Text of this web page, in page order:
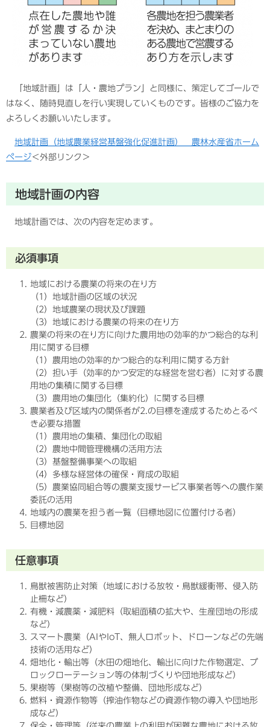
「地域計画」は「人・農地プラン」と同様に、策定してゴールで
はなく、随時見直しを行い実現していくものです。皆様のご協力を
よろしくお願いいたします。
地域計画（地域農業経営基盤強化促進計画） 農林水産省ホーム
ページ＜外部リンク＞
地域計画の内容
地域計画では、次の内容を定めます。
必須事項
地域における農業の将来の在り方
（1）地域計画の区域の状況
（2）地域農業の現状及び課題
（3）地域における農業の将来の在り方
農業の将来の在り方に向けた農用地の効率的かつ総合的な利
用に関する目標
（1）農用地の効率的かつ総合的な利用に関する方針
（2）担い手（効率的かつ安定的な経営を営む者）に対する農
用地の集積に関する目標
（3）農用地の集団化（集約化）に関する目標
農業者及び区域内の関係者が2.の目標を達成するためとるべ
き必要な措置
（1）農用地の集積、集団化の取組
（2）農地中間管理機構の活用方法
（3）基盤整備事業への取組
（4）多様な経営体の確保・育成の取組
（5）農業協同組合等の農業支援サービス事業者等への農作業
委託の活用
地域内の農業を担う者一覧（目標地図に位置付ける者）
目標地図
任意事項
鳥獣被害防止対策（地域における放牧・鳥獣緩衝帯、侵入防
止柵など）
有機・減農薬・減肥料（取組面積の拡大や、生産団地の形成
など）
スマート農業（AIやIoT、無人ロボット、ドローンなどの先端
技術の活用など）
畑地化・輸出等（水田の畑地化、輸出に向けた作物選定、ブ
ロックローテーション等の体制づくりや団地形成など）
果樹等（果樹等の改植や整備、団地形成など）
燃料・資源作物等（搾油作物などの資源作物の導入や団地形
成など）